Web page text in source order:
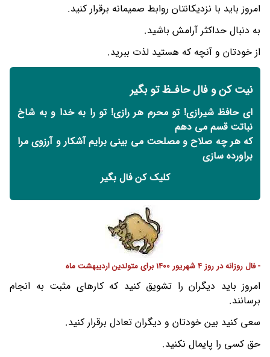
امروز باید با نزدیکانتان روابط صمیمانه برقرار کنید.
به دنبال حداکثر آرامش باشید.
از خودتان و آنچه که هستید لذت ببرید.
نیت کن و فال حافـظ تو بگیر
ای حافظ شیرازی! تو محرم هر رازی! تو را به خدا و به شاخ
نباتت قسم می دهم
که هر چه صلاح و مصلحت می بینی برایم آشکار و آرزوی مرا
براورده سازی
کلیک کن فال بگیر
- فال روزانه در روز 4 شهریور 1400 برای متولدین اردیبهشت ماه
امروز باید دیگران را تشویق کنید که کارهای مثبت به انجام
برسانند.
سعی کنید بین خودتان و دیگران تعادل برقرار کنید.
حق کسی را پایمال نکنید.